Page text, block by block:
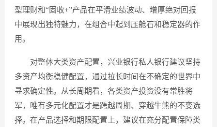
型理财和“固收+”产品在平滑业绩波动、增厚绝对回报
中展现出独特魅力，在组合中起到压舱石和稳定器的作
用。
对整体大类资产配置，兴业银行私人银行建议坚持
多资产均衡稳健配置，通过拉长时间在不确定的世界中
寻求确定性。从长周期看，各类资产投资没有常胜将
军，唯有多元化配置才是跨越周期、穿越牛熊的不变选
择。在产品选择和期限配置上，建议在充分配置保障类